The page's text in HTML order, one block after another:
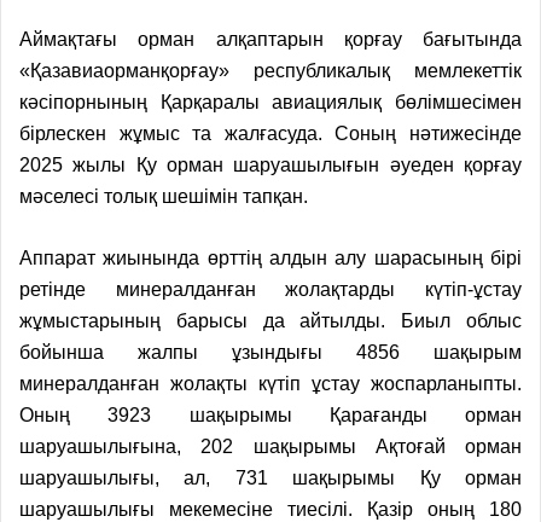
Аймақтағы орман алқаптарын қорғау бағытында
«Қазавиаорманқорғау» республикалық мемлекеттік
кәсіпорнының Қарқаралы авиациялық бөлімшесімен
бірлескен жұмыс та жалғасуда. Соның нәтижесінде
2025 жылы Қу орман шаруашылығын әуеден қорғау
мәселесі толық шешімін тапқан.
Аппарат жиынында өрттің алдын алу шарасының бірі
ретінде минералданған жолақтарды күтіп-ұстау
жұмыстарының барысы да айтылды. Биыл облыс
бойынша жалпы ұзындығы 4856 шақырым
минералданған жолақты күтіп ұстау жоспарланыпты.
Оның 3923 шақырымы Қарағанды орман
шаруашылығына, 202 шақырымы Ақтоғай орман
шаруашылығы, ал, 731 шақырымы Қу орман
шаруашылығы мекемесіне тиесілі. Қазір оның 180